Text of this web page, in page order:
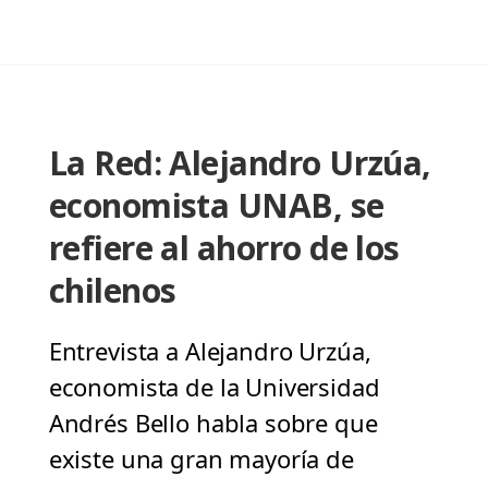
La Red: Alejandro Urzúa,
economista UNAB, se
refiere al ahorro de los
chilenos
Entrevista a Alejandro Urzúa,
economista de la Universidad
Andrés Bello habla sobre que
existe una gran mayoría de